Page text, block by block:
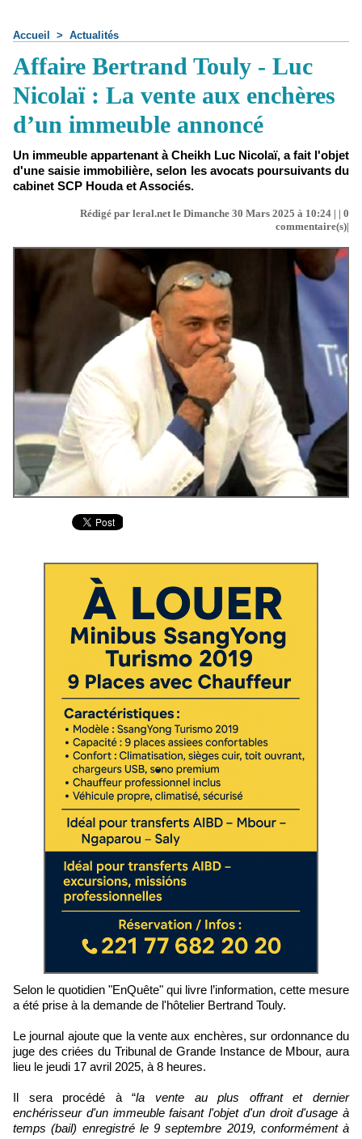
Accueil > Actualités
Affaire Bertrand Touly - Luc
Nicolaï : La vente aux enchères
d’un immeuble annoncé
Un immeuble appartenant à Cheikh Luc Nicolaï, a fait l'objet
d'une saisie immobilière, selon les avocats poursuivants du
cabinet SCP Houda et Associés.
Rédigé par leral.net le Dimanche 30 Mars 2025 à 10:24 | | 0
commentaire(s)|
Selon le quotidien "EnQuête" qui livre l’information, cette mesure
a été prise à la demande de l'hôtelier Bertrand Touly.
Le journal ajoute que la vente aux enchères, sur ordonnance du
juge des criées du Tribunal de Grande Instance de Mbour, aura
lieu le jeudi 17 avril 2025, à 8 heures.
Il sera procédé à “la vente au plus offrant et dernier
enchérisseur d'un immeuble faisant l'objet d'un droit d'usage à
temps (bail) enregistré le 9 septembre 2019, conformément à